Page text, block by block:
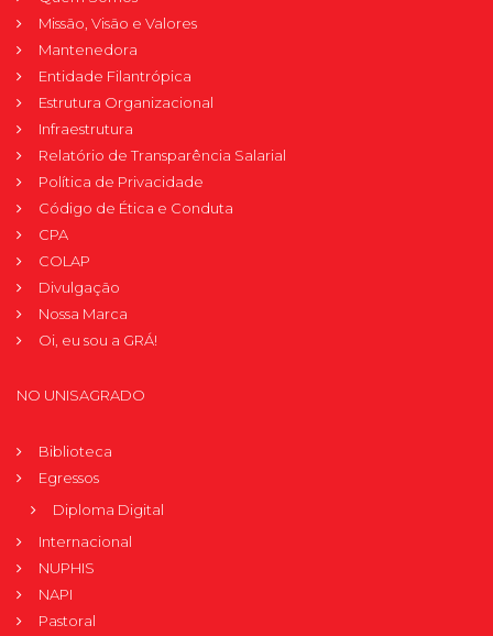
Missão, Visão e Valores
Mantenedora
Entidade Filantrópica
Estrutura Organizacional
Infraestrutura
Relatório de Transparência Salarial
Política de Privacidade
Código de Ética e Conduta
CPA
COLAP
Divulgação
Nossa Marca
Oi, eu sou a GRÁ!
NO UNISAGRADO
Biblioteca
Egressos
Diploma Digital
Internacional
NUPHIS
NAPI
Pastoral